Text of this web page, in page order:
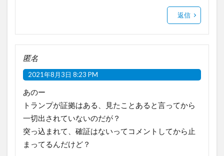
返信
匿名
2021年8月3日 8:23 PM
あのー
トランプが証拠はある、見たことあると言ってから
一切出されていないのだが？
突っ込まれて、確証はないってコメントしてから止
まってるんだけど？